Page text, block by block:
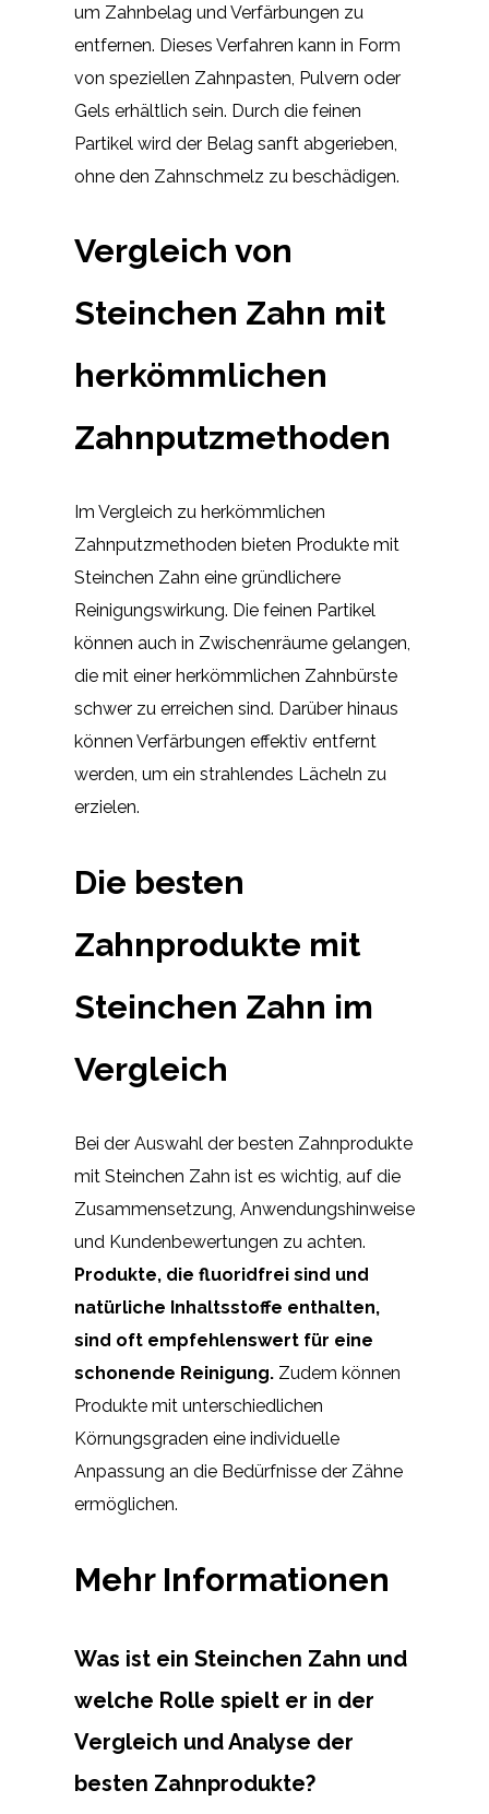
um Zahnbelag und Verfärbungen zu
entfernen. Dieses Verfahren kann in Form
von speziellen Zahnpasten, Pulvern oder
Gels erhältlich sein. Durch die feinen
Partikel wird der Belag sanft abgerieben,
ohne den Zahnschmelz zu beschädigen.
Vergleich von
Steinchen Zahn mit
herkömmlichen
Zahnputzmethoden
Im Vergleich zu herkömmlichen
Zahnputzmethoden bieten Produkte mit
Steinchen Zahn eine gründlichere
Reinigungswirkung. Die feinen Partikel
können auch in Zwischenräume gelangen,
die mit einer herkömmlichen Zahnbürste
schwer zu erreichen sind. Darüber hinaus
können Verfärbungen effektiv entfernt
werden, um ein strahlendes Lächeln zu
erzielen.
Die besten
Zahnprodukte mit
Steinchen Zahn im
Vergleich
Bei der Auswahl der besten Zahnprodukte
mit Steinchen Zahn ist es wichtig, auf die
Zusammensetzung, Anwendungshinweise
und Kundenbewertungen zu achten.
Produkte, die fluoridfrei sind und
natürliche Inhaltsstoffe enthalten,
sind oft empfehlenswert für eine
schonende Reinigung. Zudem können
Produkte mit unterschiedlichen
Körnungsgraden eine individuelle
Anpassung an die Bedürfnisse der Zähne
ermöglichen.
Mehr Informationen
Was ist ein Steinchen Zahn und
welche Rolle spielt er in der
Vergleich und Analyse der
besten Zahnprodukte?